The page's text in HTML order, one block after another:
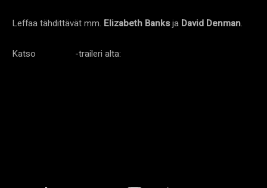
Leffaa tähdittävät mm. Elizabeth Banksja David Denman.
Katso -traileri alta: